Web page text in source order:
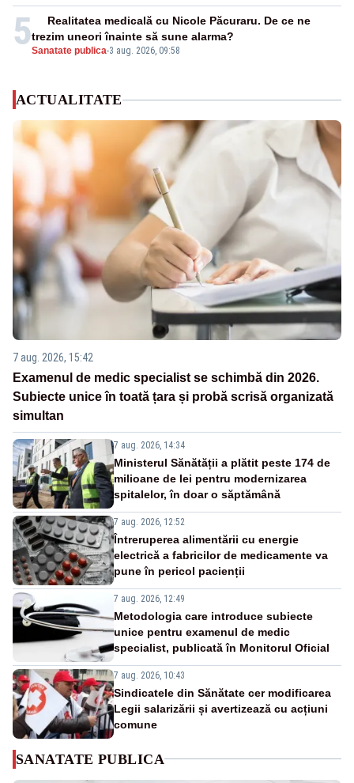
5Sanatate publica-3 aug. 2026, 09:58
Realitatea medicală cu Nicole Păcuraru. De ce ne
trezim uneori înainte să sune alarma?
ACTUALITATE
7 aug. 2026, 15:42
Examenul de medic specialist se schimbă din 2026.
Subiecte unice în toată țara și probă scrisă organizată
simultan
7 aug. 2026, 14:34
Ministerul Sănătății a plătit peste 174 de
milioane de lei pentru modernizarea
spitalelor, în doar o săptămână
7 aug. 2026, 12:52
Întreruperea alimentării cu energie
electrică a fabricilor de medicamente va
pune în pericol pacienții
7 aug. 2026, 12:49
Metodologia care introduce subiecte
unice pentru examenul de medic
specialist, publicată în Monitorul Oficial
7 aug. 2026, 10:43
Sindicatele din Sănătate cer modificarea
Legii salarizării și avertizează cu acțiuni
comune
SANATATE PUBLICA